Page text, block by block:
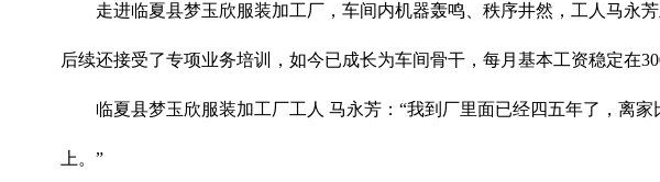
走进临夏县梦玉欣服装加工厂，车间内机器轰鸣、秩序井然，工人马永
后续还接受了专项业务培训，如今已成长为车间骨干，每月基本工资稳定在
临夏县梦玉欣服装加工厂工人 马永芳：“我到厂里面已经四五年了，离
上。”